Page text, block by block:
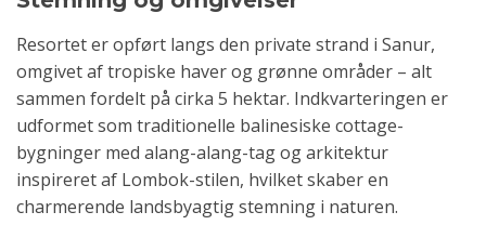
Resortet er opført langs den private strand i Sanur,
omgivet af tropiske haver og grønne områder – alt
sammen fordelt på cirka 5 hektar. Indkvarteringen er
udformet som traditionelle balinesiske cottage-
bygninger med alang-alang-tag og arkitektur
inspireret af Lombok-stilen, hvilket skaber en
charmerende landsbyagtig stemning i naturen.